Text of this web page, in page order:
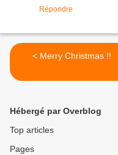
Répondre
< Merry Christmas !!
Hébergé par Overblog
Top articles
Pages